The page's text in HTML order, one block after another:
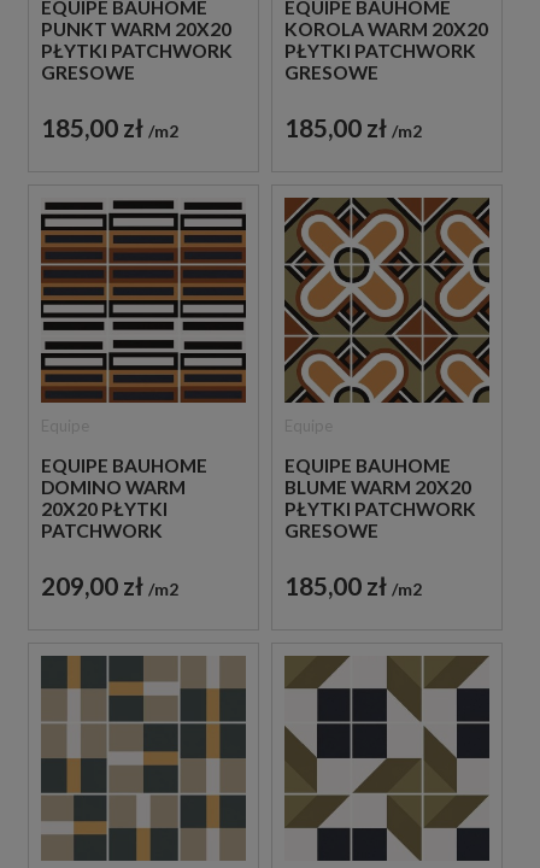
EQUIPE BAUHOME
PUNKT WARM 20X20
PŁYTKI PATCHWORK
GRESOWE
185,00 zł m2
EQUIPE BAUHOME
KOROLA WARM 20X20
PŁYTKI PATCHWORK
GRESOWE
185,00 zł m2
EQUIPE BAUHOME
DOMINO WARM
20X20 PŁYTKI
PATCHWORK
209,00 zł m2
EQUIPE BAUHOME
BLUME WARM 20X20
PŁYTKI PATCHWORK
GRESOWE
185,00 zł m2